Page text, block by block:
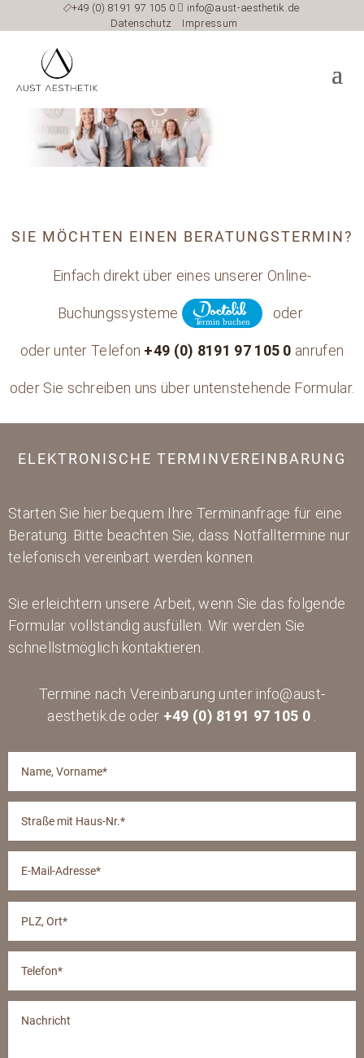
+49 (0) 8191 97 105 0  info@aust-aesthetik.de
Datenschutz
Impressum
SIE MÖCHTEN EINEN BERATUNGSTERMIN?
Einfach direkt über eines unserer Online-
Buchungssysteme oder
oder unter Telefon +49 (0) 8191 97 105 0 anrufen
oder Sie schreiben uns über untenstehende Formular.
ELEKTRONISCHE TERMINVEREINBARUNG
Starten Sie hier bequem Ihre Terminanfrage für eine
Beratung. Bitte beachten Sie, dass Notfalltermine nur
telefonisch vereinbart werden können.
Sie erleichtern unsere Arbeit, wenn Sie das folgende
Formular vollständig ausfüllen. Wir werden Sie
schnellstmöglich kontaktieren.
Termine nach Vereinbarung unter info@aust-
aesthetik.de oder +49 (0) 8191 97 105 0